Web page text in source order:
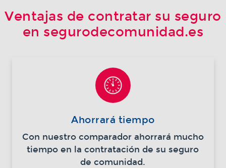
Ventajas de contratar su seguro
en segurodecomunidad.es
Ahorrará tiempo
Con nuestro comparador ahorrará mucho
tiempo en la contratación de su seguro
de comunidad.